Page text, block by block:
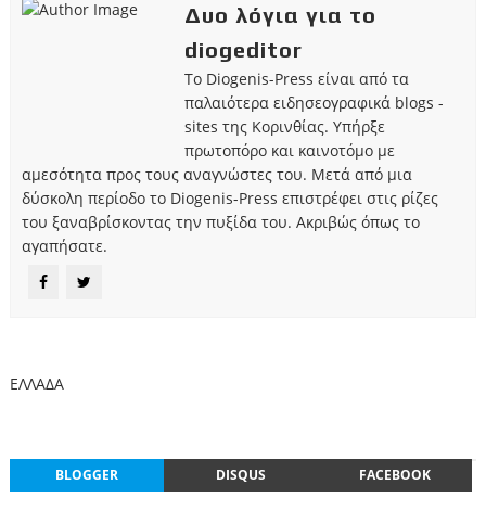
Δυο λόγια για το
diogeditor
Το Diogenis-Press είναι από τα
παλαιότερα ειδησεογραφικά blogs -
sites της Κορινθίας. Υπήρξε
πρωτοπόρο και καινοτόμο με
αμεσότητα προς τους αναγνώστες του. Μετά από μια
δύσκολη περίοδο το Diogenis-Press επιστρέφει στις ρίζες
του ξαναβρίσκοντας την πυξίδα του. Ακριβώς όπως το
αγαπήσατε.
ΕΛΛΑΔΑ
BLOGGER DISQUS FACEBOOK